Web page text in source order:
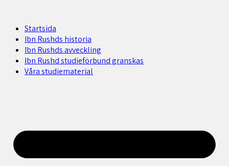
Startsida
Ibn Rushds historia
Ibn Rushds avveckling
Ibn Rushd studieförbund granskas​
Våra studiematerial